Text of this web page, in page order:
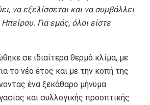
να εξελίσσεται και να συμβάλλει
Για εμάς, όλοι είστε
σε ιδιαίτερα θερμό κλίμα, με
το νέο έτος και με την κοπή της
ένα ξεκάθαρο μήνυμα
και συλλογικής προοπτικής